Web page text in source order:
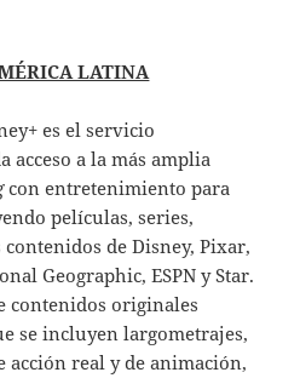
LATINA
es el servicio
acceso a la más amplia
con entretenimiento para
películas, series,
de Disney, Pixar,
Geographic, ESPN y Star.
contenidos originales
se incluyen largometrajes,
acción real y de animación,